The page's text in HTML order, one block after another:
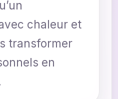
chaleur et
transformer
en